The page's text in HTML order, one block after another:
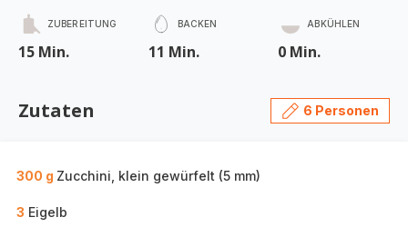
ZUBEREITUNG
15 Min.
BACKEN
11 Min.
ABKÜHLEN
0 Min.
Zutaten 6 Personen
300 g Zucchini, klein gewürfelt (5 mm)
3 Eigelb